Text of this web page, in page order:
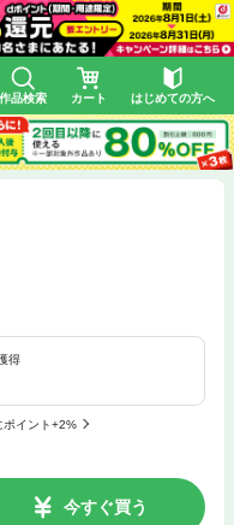
作品検索 カート はじめての方へ
得
ポイント+2%
今すぐ買う